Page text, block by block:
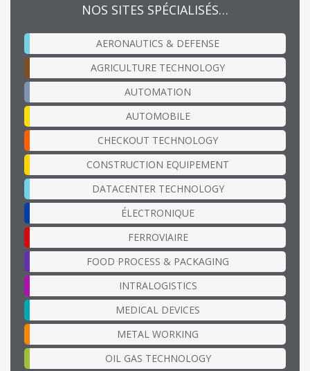
NOS SITES SPÉCIALISÉS…
AERONAUTICS & DEFENSE
AGRICULTURE TECHNOLOGY
AUTOMATION
AUTOMOBILE
CHECKOUT TECHNOLOGY
CONSTRUCTION EQUIPEMENT
DATACENTER TECHNOLOGY
ÉLECTRONIQUE
FERROVIAIRE
FOOD PROCESS & PACKAGING
INTRALOGISTICS
MEDICAL DEVICES
METAL WORKING
OIL GAS TECHNOLOGY